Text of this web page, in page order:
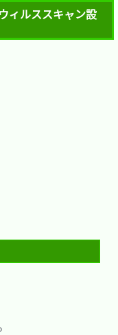
ィルススキャン設